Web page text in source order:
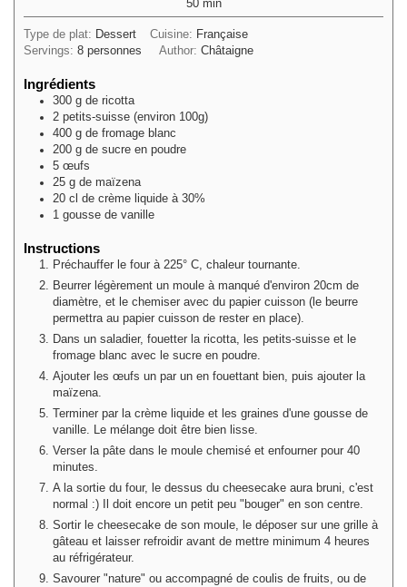
50 min
Type de plat: Dessert Cuisine: Française
Servings: 8 personnes Author:Châtaigne
Ingrédients
300 g de ricotta
2 petits-suisse (environ 100g)
400 g de fromage blanc
200 g de sucre en poudre
5 œufs
25 g de maïzena
20 cl de crème liquide à 30%
1 gousse de vanille
Instructions
Préchauffer le four à 225° C, chaleur tournante.
Beurrer légèrement un moule à manqué d'environ 20cm de
diamètre, et le chemiser avec du papier cuisson (le beurre
permettra au papier cuisson de rester en place).
Dans un saladier, fouetter la ricotta, les petits-suisse et le
fromage blanc avec le sucre en poudre.
Ajouter les œufs un par un en fouettant bien, puis ajouter la
maïzena.
Terminer par la crème liquide et les graines d'une gousse de
vanille. Le mélange doit être bien lisse.
Verser la pâte dans le moule chemisé et enfourner pour 40
minutes.
A la sortie du four, le dessus du cheesecake aura bruni, c'est
normal :) Il doit encore un petit peu "bouger" en son centre.
Sortir le cheesecake de son moule, le déposer sur une grille à
gâteau et laisser refroidir avant de mettre minimum 4 heures
au réfrigérateur.
Savourer "nature" ou accompagné de coulis de fruits, ou de